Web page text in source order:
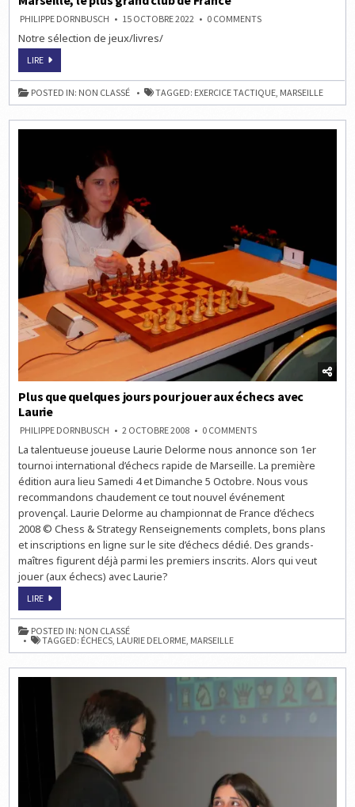
PHILIPPE DORNBUSCH 15 OCTOBRE 2022 0 COMMENTSON
FRANCE
Notre sélection de jeux/livres/
LIREMARSEILLE,
PLUS
GRAND
CLUB
DE
POSTED IN: NON CLASSÉ TAGGED: EXERCICE TACTIQUE, MARSEILLE
Plus que quelques jours pour jouer aux échecs avec
Laurie
PHILIPPE DORNBUSCH 2 OCTOBRE 2008 0 COMMENTSON
QUE
JOURS
POUR
JOUER
AUX
AVEC
LAURIE
La talentueuse joueuse Laurie Delorme nous annonce son 1er
tournoi international d’échecs rapide de Marseille. La première
édition aura lieu Samedi 4 et Dimanche 5 Octobre. Nous vous
recommandons chaudement ce tout nouvel événement
provençal. Laurie Delorme au championnat de France d’échecs
2008 © Chess & Strategy Renseignements complets, bons plans
et inscriptions en ligne sur le site d’échecs dédié. Des grands-
maîtres figurent déjà parmi les premiers inscrits. Alors qui veut
jouer (aux échecs) avec Laurie?
LIREPLUS
QUELQUES
JOURS
POUR
JOUER
AUX
POSTED IN: NON CLASSÉ
TAGGED: ÉCHECS, LAURIE DELORME, MARSEILLE